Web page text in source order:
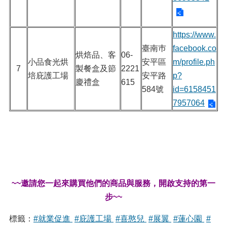
7
小品食光烘
培庇護工場
烘焙品、客
製餐盒及節
慶禮盒
06-
2221
615
臺南巿
安平區
安平路
584號
https://www.
facebook.co
m/profile.ph
p?
id=6158451
7957064
~~邀請您一起來購買他們的商品與服務，開啟支持的第一
步~~
標籤： #就業促進 #庇護工場 #喜憨兒 #展翼 #蓮心園
#